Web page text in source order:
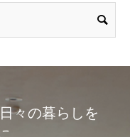
々の暮らしを